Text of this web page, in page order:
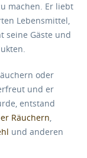
machen. Er liebt
Lebensmittel,
seine Gäste und
oder
und er
entstand
Räuchern,
und anderen